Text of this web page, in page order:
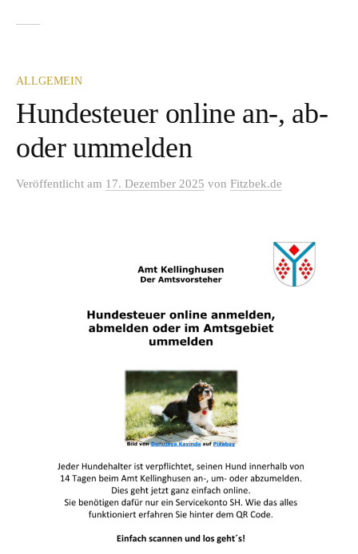
ALLGEMEIN
Hundesteuer online an-, ab-
oder ummelden
Veröffentlicht am 17. Dezember 2025 von Fitzbek.de